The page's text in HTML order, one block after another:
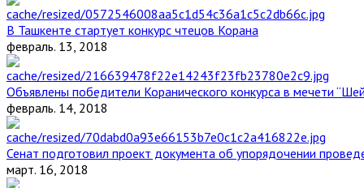
В Ташкенте стартует конкурс чтецов Корана
февраль. 13, 2018
Объявлены победители Коранического конкурса в мечети
февраль. 14, 2018
Сенат подготовил проект документа об упорядочении
март. 16, 2018